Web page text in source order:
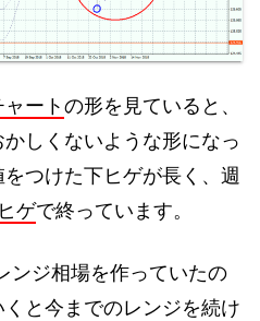
ート の形を見ていると、
しくないような形になっ
つけた下ヒゲが長く、週
ゲで終っています。
ンジ相場を作っていたの
と今までのレンジを続け